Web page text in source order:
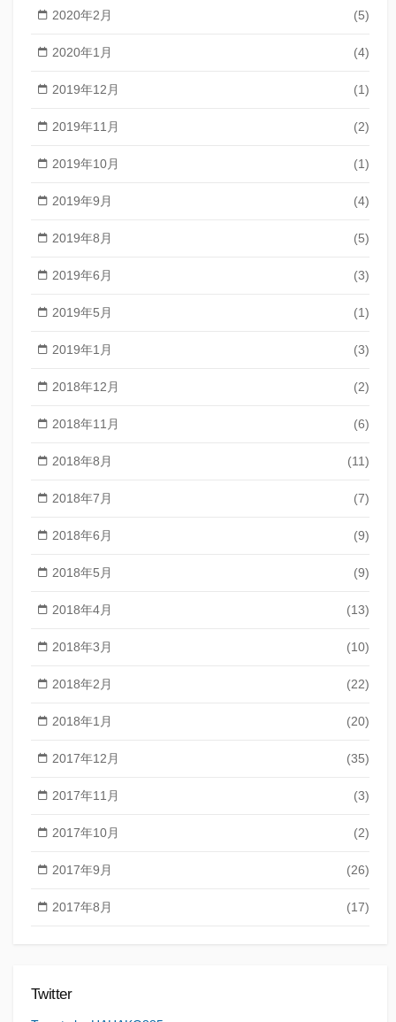
2020年2月 (5)
2020年1月 (4)
2019年12月 (1)
2019年11月 (2)
2019年10月 (1)
2019年9月 (4)
2019年8月 (5)
2019年6月 (3)
2019年5月 (1)
2019年1月 (3)
2018年12月 (2)
2018年11月 (6)
2018年8月 (11)
2018年7月 (7)
2018年6月 (9)
2018年5月 (9)
2018年4月 (13)
2018年3月 (10)
2018年2月 (22)
2018年1月 (20)
2017年12月 (35)
2017年11月 (3)
2017年10月 (2)
2017年9月 (26)
2017年8月 (17)
Twitter